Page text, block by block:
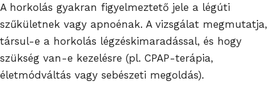
A horkolás gyakran figyelmeztető jele a légúti
szűkületnek vagy apnoénak. A vizsgálat megmutatja,
társul-e a horkolás légzéskimaradással, és hogy
szükség van-e kezelésre (pl. CPAP-terápia,
életmódváltás vagy sebészeti megoldás).